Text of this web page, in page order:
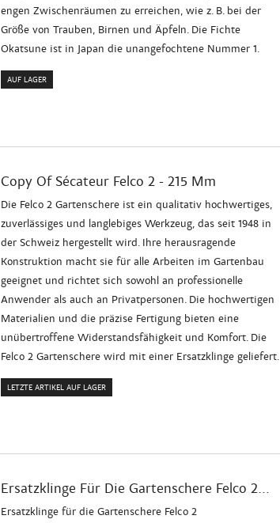
engen Zwischenräumen zu erreichen, wie z. B. bei der
Größe von Trauben, Birnen und Äpfeln. Die Fichte
Okatsune ist in Japan die unangefochtene Nummer 1.
AUF LAGER
Copy Of Sécateur Felco 2 - 215 Mm
Die Felco 2 Gartenschere ist ein qualitativ hochwertiges,
zuverlässiges und langlebiges Werkzeug, das seit 1948 in
der Schweiz hergestellt wird. Ihre herausragende
Konstruktion macht sie für alle Arbeiten im Gartenbau
geeignet und richtet sich sowohl an professionelle
Anwender als auch an Privatpersonen. Die hochwertigen
Materialien und die präzise Fertigung bieten eine
unübertroffene Widerstandsfähigkeit und Komfort. Die
Felco 2 Gartenschere wird mit einer Ersatzklinge geliefert.
LETZTE ARTIKEL AUF LAGER
Ersatzklinge Für Die Gartenschere Felco 2...
Ersatzklinge für die Gartenschere Felco 2